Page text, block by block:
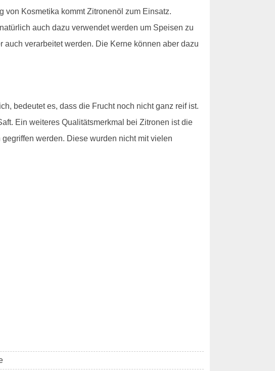
von Kosmetika kommt Zitronenöl zum Einsatz.
auch dazu verwendet werden um Speisen zu
verarbeitet werden. Die Kerne können aber dazu
bedeutet es, dass die Frucht noch nicht ganz reif ist.
Ein weiteres Qualitätsmerkmal bei Zitronen ist die
werden. Diese wurden nicht mit vielen